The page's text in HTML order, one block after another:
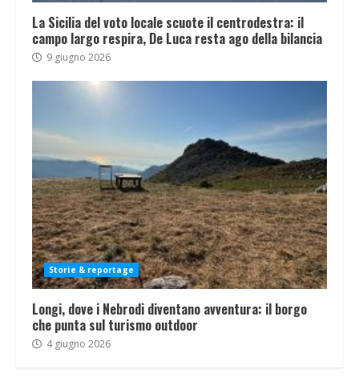
La Sicilia del voto locale scuote il centrodestra: il
campo largo respira, De Luca resta ago della bilancia
9 giugno 2026
Storie & reportage
Longi, dove i Nebrodi diventano avventura: il borgo
che punta sul turismo outdoor
4 giugno 2026